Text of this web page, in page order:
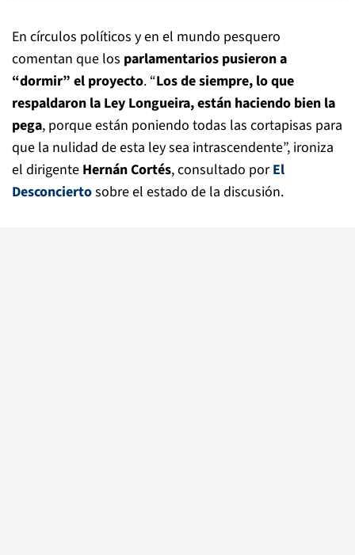
En círculos políticos y en el mundo pesquero
comentan que los parlamentarios pusieron a
“dormir” el proyecto. “Los de siempre, lo que
respaldaron la Ley Longueira, están haciendo bien la
pega, porque están poniendo todas las cortapisas para
que la nulidad de esta ley sea intrascendente”, ironiza
el dirigente Hernán Cortés, consultado porEl
Desconciertosobre el estado de la discusión.